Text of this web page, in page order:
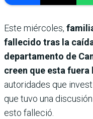
Este miércoles,
fallecido tras la
departamento de
creen que esta fuera
autoridades que
que tuvo una
esto falleció.